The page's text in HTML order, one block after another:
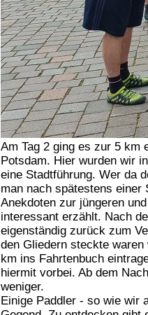
Am Tag 2 ging es zur 5 km
Potsdam. Hier wurden wir
eine Stadtführung. Wer da
man nach spätestens
Anekdoten zur jüngeren
interessant erzählt. Nach
eigenständig zurück zum
den Gliedern steckte
km ins Fahrtenbuch
hiermit vorbei. Ab dem
weniger.
Einige Paddler - so wie wir